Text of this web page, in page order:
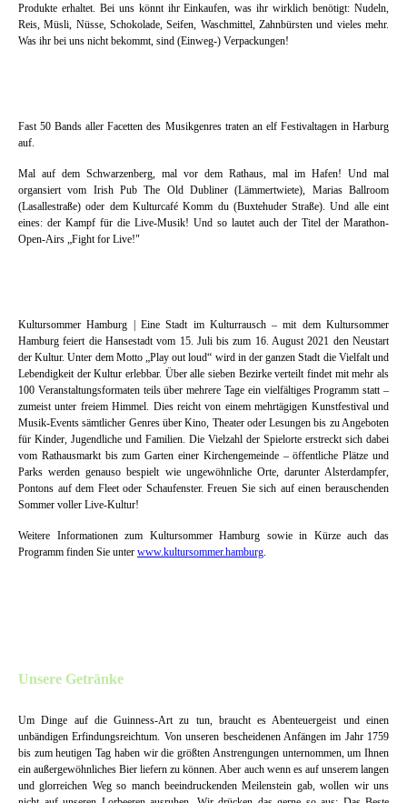
Produkte erhaltet. Bei uns könnt ihr Einkaufen, was ihr wirklich benötigt: Nudeln,
Reis, Müsli, Nüsse, Schokolade, Seifen, Waschmittel, Zahnbürsten und vieles mehr.
Was ihr bei uns nicht bekommt, sind (Einweg-) Verpackungen!
Fast 50 Bands aller Facetten des Musikgenres traten an elf Festivaltagen in Harburg
auf.
Mal auf dem Schwarzenberg, mal vor dem Rathaus, mal im Hafen! Und mal
organsiert vom Irish Pub The Old Dubliner (Lämmertwiete), Marias Ballroom
(Lasallestraße) oder dem Kulturcafé Komm du (Buxtehuder Straße). Und alle eint
eines: der Kampf für die Live-Musik! Und so lautet auch der Titel der Marathon-
Open-Airs „Fight for Live!"
Kultursommer Hamburg | Eine Stadt im Kulturrausch – mit dem Kultursommer
Hamburg feiert die Hansestadt vom 15. Juli bis zum 16. August 2021 den Neustart
der Kultur. Unter dem Motto „Play out loud“ wird in der ganzen Stadt die Vielfalt und
Lebendigkeit der Kultur erlebbar. Über alle sieben Bezirke verteilt findet mit mehr als
100 Veranstaltungsformaten teils über mehrere Tage ein vielfältiges Programm statt –
zumeist unter freiem Himmel. Dies reicht von einem mehrtägigen Kunstfestival und
Musik-Events sämtlicher Genres über Kino, Theater oder Lesungen bis zu Angeboten
für Kinder, Jugendliche und Familien. Die Vielzahl der Spielorte erstreckt sich dabei
vom Rathausmarkt bis zum Garten einer Kirchengemeinde – öffentliche Plätze und
Parks werden genauso bespielt wie ungewöhnliche Orte, darunter Alsterdampfer,
Pontons auf dem Fleet oder Schaufenster. Freuen Sie sich auf einen berauschenden
Sommer voller Live-Kultur!
Weitere Informationen zum Kultursommer Hamburg sowie in Kürze auch das
Programm finden Sie unter www.kultursommer.hamburg.
Unsere Getränke
Um Dinge auf die Guinness-Art zu tun, braucht es Abenteuergeist und einen
unbändigen Erfindungsreichtum. Von unseren bescheidenen Anfängen im Jahr 1759
bis zum heutigen Tag haben wir die größten Anstrengungen unternommen, um Ihnen
ein außergewöhnliches Bier liefern zu können. Aber auch wenn es auf unserem langen
und glorreichen Weg so manch beeindruckenden Meilenstein gab, wollen wir uns